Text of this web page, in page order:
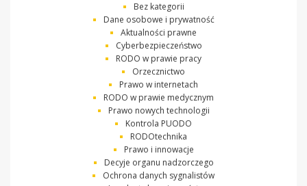
Bez kategorii
Dane osobowe i prywatność
Aktualności prawne
Cyberbezpieczeństwo
RODO w prawie pracy
Orzecznictwo
Prawo w internetach
RODO w prawie medycznym
Prawo nowych technologii
Kontrola PUODO
RODOtechnika
Prawo i innowacje
Decyje organu nadzorczego
Ochrona danych sygnalistów